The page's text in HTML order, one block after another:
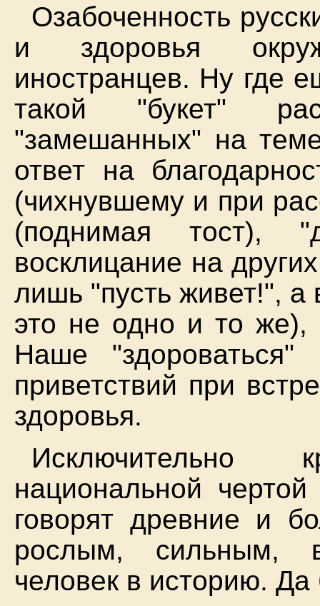
Озабоченность
и здоровья
иностранцев. Ну где
такой "букет"
"замешанных" на
ответ на
(чихнувшему и при
(поднимая тост),
восклицание на
лишь "пусть живет!", а
это не одно и то же),
Наше
приветствий при
здоровья.
Исключительно
национальной
говорят древние и
рослым, сильным,
человек в историю. Да